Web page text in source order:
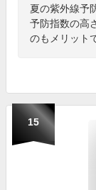
夏の紫外線予
予防指数の高
のもメリット
15